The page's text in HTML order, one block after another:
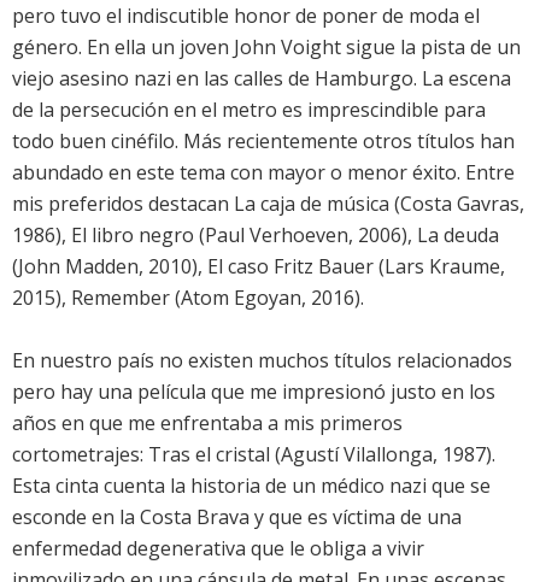
pero tuvo el indiscutible honor de poner de moda el
género. En ella un joven John Voight sigue la pista de un
viejo asesino nazi en las calles de Hamburgo. La escena
de la persecución en el metro es imprescindible para
todo buen cinéfilo. Más recientemente otros títulos han
abundado en este tema con mayor o menor éxito. Entre
mis preferidos destacan La caja de música (Costa Gavras,
1986), El libro negro (Paul Verhoeven, 2006), La deuda
(John Madden, 2010), El caso Fritz Bauer (Lars Kraume,
2015), Remember (Atom Egoyan, 2016).
En nuestro país no existen muchos títulos relacionados
pero hay una película que me impresionó justo en los
años en que me enfrentaba a mis primeros
cortometrajes: Tras el cristal (Agustí Vilallonga, 1987).
Esta cinta cuenta la historia de un médico nazi que se
esconde en la Costa Brava y que es víctima de una
enfermedad degenerativa que le obliga a vivir